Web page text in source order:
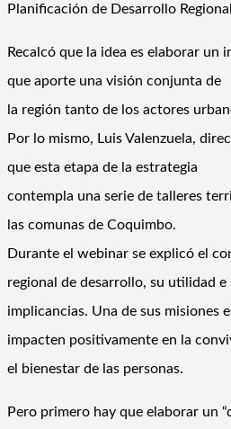
Planificación de Desarrollo
Recalcó que la idea es elaborar un
que aporte una visión conjunta de
la región tanto de los actores
Por lo mismo, Luis Valenzuela,
que esta etapa de la estrategia
contempla una serie de talleres
las comunas de Coquimbo.
Durante el webinar se explicó el
regional de desarrollo, su utilidad e
implicancias. Una de sus misiones
impacten positivamente en la
el bienestar de las personas.
Pero primero hay que elaborar un